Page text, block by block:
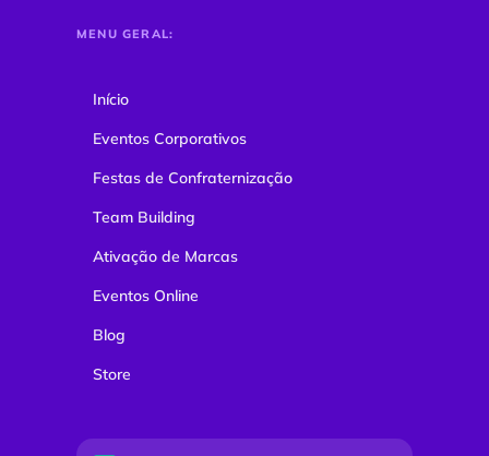
MENU GERAL:
Início
Eventos Corporativos
Festas de Confraternização
Team Building
Ativação de Marcas
Eventos Online
Blog
Store